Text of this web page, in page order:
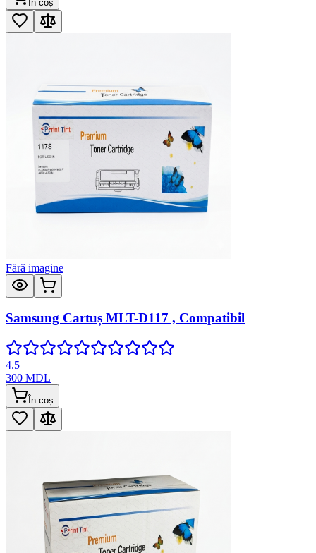
În coș
Fără imagine
Samsung Cartuș MLT-D117 , Compatibil
4.5
300 MDL
În coș